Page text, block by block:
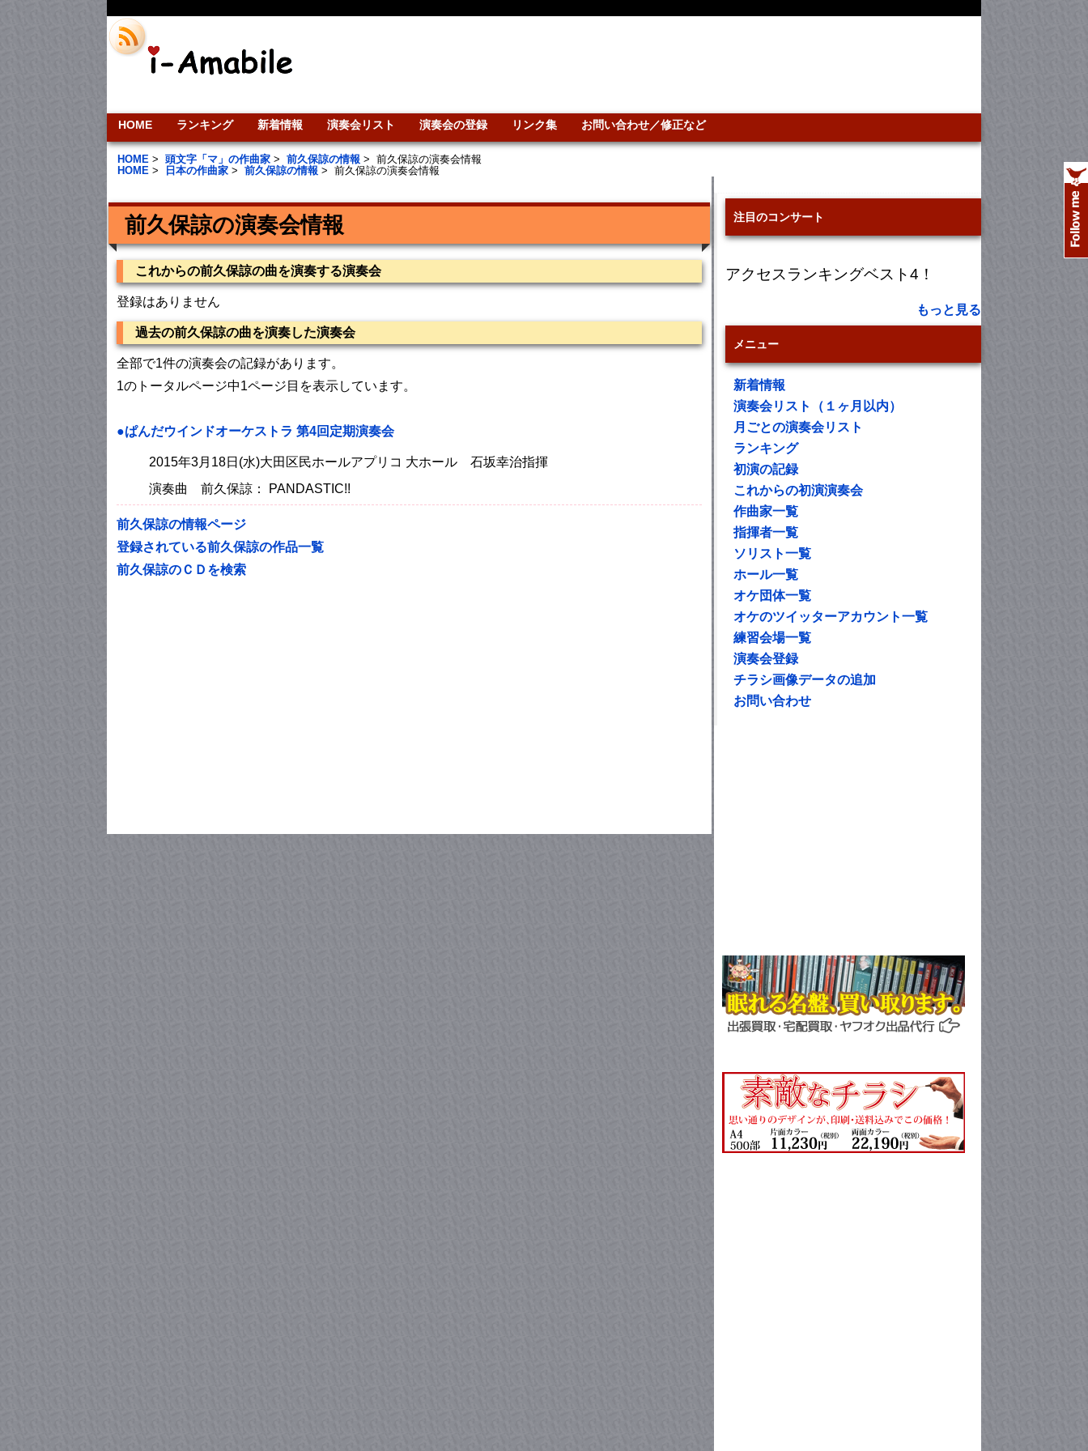
HOME ランキング 新着情報 演奏会リスト 演奏会の登録 リンク集 お問い合わせ／修正など
HOME > 頭文字「マ」の作曲家 > 前久保諒の情報 > 前久保諒の演奏会情報
HOME > 日本の作曲家 > 前久保諒の情報 > 前久保諒の演奏会情報
前久保諒の演奏会情報
これからの前久保諒の曲を演奏する演奏会
登録はありません
過去の前久保諒の曲を演奏した演奏会
全部で1件の演奏会の記録があります。
1のトータルページ中1ページ目を表示しています。
●ぱんだウインドオーケストラ 第4回定期演奏会
2015年3月18日(水)大田区民ホールアプリコ 大ホール 石坂幸治指揮
演奏曲 前久保諒： PANDASTIC!!
前久保諒の情報ページ
登録されている前久保諒の作品一覧
前久保諒のＣＤを検索
注目のコンサート
アクセスランキングベスト4！
もっと見る
メニュー
新着情報
演奏会リスト（１ヶ月以内）
月ごとの演奏会リスト
ランキング
初演の記録
これからの初演演奏会
作曲家一覧
指揮者一覧
ソリスト一覧
ホール一覧
オケ団体一覧
オケのツイッターアカウント一覧
練習会場一覧
演奏会登録
チラシ画像データの追加
お問い合わせ